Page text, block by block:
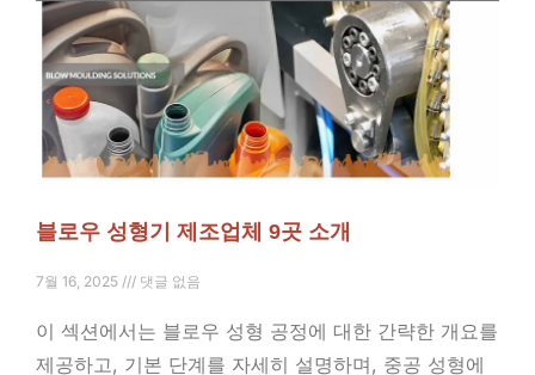
블로우 성형기 제조업체 9곳 소개
7월 16, 2025 댓글 없음
이 섹션에서는 블로우 성형 공정에 대한 간략한 개요를
제공하고, 기본 단계를 자세히 설명하며, 중공 성형에